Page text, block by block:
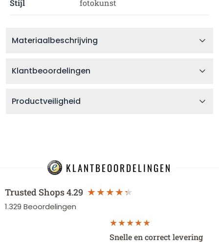
Stijl fotokunst
Materiaalbeschrijving
Klantbeoordelingen
Productveiligheid
KLANTBEOORDELINGEN
Trusted Shops4.29
1.329 Beoordelingen
Snelle en correct levering